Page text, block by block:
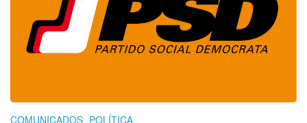
COMUNICADOS POLÍTICA